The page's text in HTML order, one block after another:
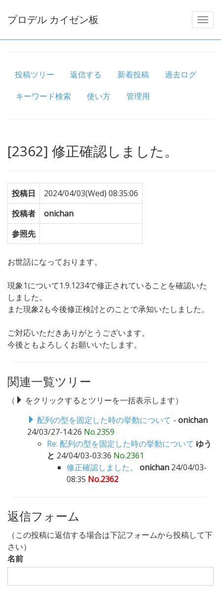
プロデル カイゼン板
投稿ツリー 返信する 新着投稿
過去ログ
キーワード検索
使い方 管理用
[2362] 修正確認しました。
投稿日
2024/04/03(Wed) 08:35:06
投稿者
onichan
参照先
お世話になっております。
現象1について1.9.1234で修正されていることを確認いた
しました。
また現象2も今後修正検討とのことで承知いたしました。
ご対応いただきありがとうございます。
今後ともよろしくお願いいたします。
関連一覧ツリー
（
をクリックするとツリーを一括表示します）
配列の型を固定した時の挙動について - onichan
24/03/27-14:26 No.2359
Re: 配列の型を固定した時の挙動について ゆう
と 24/04/03-03:36 No.2361
修正確認しました。
onichan 24/04/03-
08:35 No.2362
返信フォーム
（この投稿に返信する場合は下記フォームから投稿して下
さい）
名前